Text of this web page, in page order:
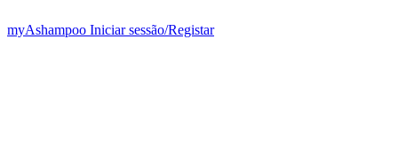
myAshampoo Iniciar sessão/Registar